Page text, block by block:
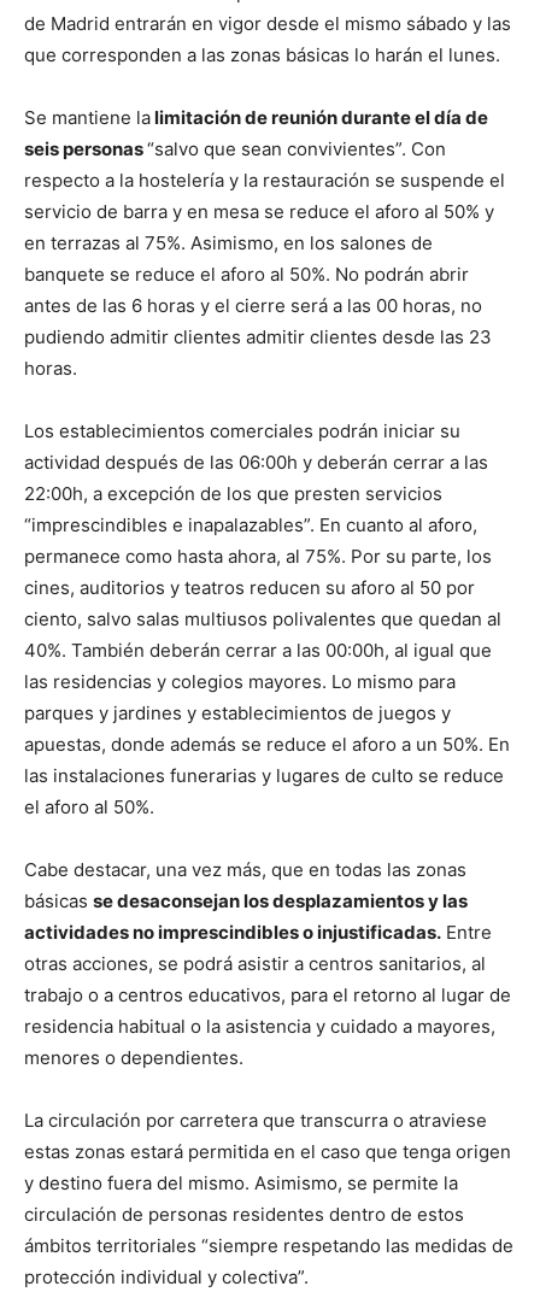
de Madrid entrarán en vigor desde el mismo sábado y las
que corresponden a las zonas básicas lo harán el lunes.
Se mantiene lalimitación de reunión durante el día de
seis personas“salvo que sean convivientes”. Con
respecto a la hostelería y la restauración se suspende el
servicio de barra y en mesa se reduce el aforo al 50% y
en terrazas al 75%. Asimismo, en los salones de
banquete se reduce el aforo al 50%. No podrán abrir
antes de las 6 horas y el cierre será a las 00 horas, no
pudiendo admitir clientes admitir clientes desde las 23
horas.
Los establecimientos comerciales podrán iniciar su
actividad después de las 06:00h y deberán cerrar a las
22:00h, a excepción de los que presten servicios
“imprescindibles e inapalazables”. En cuanto al aforo,
permanece como hasta ahora, al 75%. Por su parte, los
cines, auditorios y teatros reducen su aforo al 50 por
ciento, salvo salas multiusos polivalentes que quedan al
40%. También deberán cerrar a las 00:00h, al igual que
las residencias y colegios mayores. Lo mismo para
parques y jardines y establecimientos de juegos y
apuestas, donde además se reduce el aforo a un 50%. En
las instalaciones funerarias y lugares de culto se reduce
el aforo al 50%.
Cabe destacar, una vez más, que en todas las zonas
básicas se desaconsejan los desplazamientos y las
actividades no imprescindibles o injustificadas. Entre
otras acciones, se podrá asistir a centros sanitarios, al
trabajo o a centros educativos, para el retorno al lugar de
residencia habitual o la asistencia y cuidado a mayores,
menores o dependientes.
La circulación por carretera que transcurra o atraviese
estas zonas estará permitida en el caso que tenga origen
y destino fuera del mismo. Asimismo, se permite la
circulación de personas residentes dentro de estos
ámbitos territoriales “siempre respetando las medidas de
protección individual y colectiva”.